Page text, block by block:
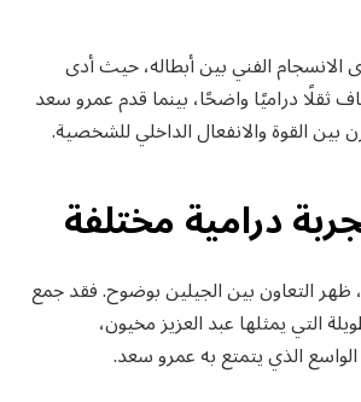
الفني بين أبطاله، حيث أدى
ثقلًا دراميًا واضحًا، بينما قدم عمرو سعد
بين القوة والانفعال الداخلي للشخصية.
درامية مختلفة
التعاون بين الجيلين بوضوح. فقد جمع
التي يمثلها عبد العزيز مخيون،
الذي يتمتع به عمرو سعد.